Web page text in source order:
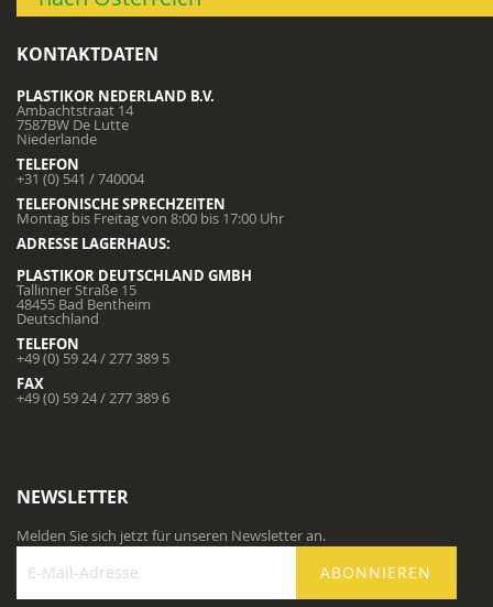
KONTAKTDATEN
PLASTIKOR NEDERLAND B.V.
Ambachtstraat 14
7587BW De Lutte
Niederlande
TELEFON
+31 (0) 541 / 740004
TELEFONISCHE SPRECHZEITEN
Montag bis Freitag von 8:00 bis 17:00 Uhr
ADRESSE LAGERHAUS:
PLASTIKOR DEUTSCHLAND GMBH
Tallinner Straße 15
48455 Bad Bentheim
Deutschland
TELEFON
+49 (0) 59 24 / 277 389 5
FAX
+49 (0) 59 24 / 277 389 6
NEWSLETTER
Melden Sie sich jetzt für unseren Newsletter an.
ABONNIEREN